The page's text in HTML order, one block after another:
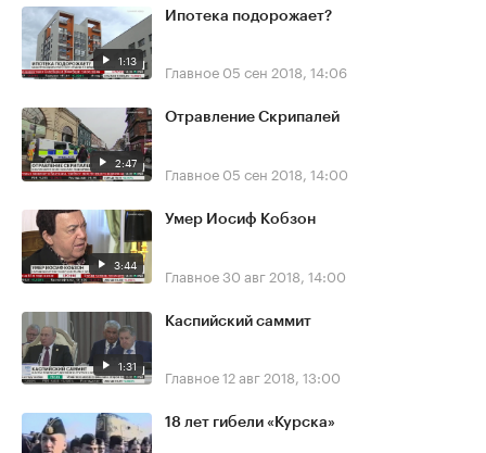
1:13
Ипотека подорожает?
Главное 05 сен 2018, 14:06
2:47
Отравление Скрипалей
Главное 05 сен 2018, 14:00
3:44
Умер Иосиф Кобзон
Главное30 авг 2018, 14:00
1:31
Каспийский саммит
Главное12 авг 2018, 13:00
18 лет гибели «Курска»